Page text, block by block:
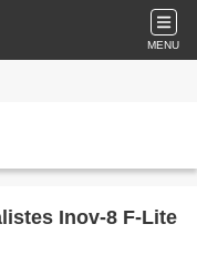
MENU
Inov-8 F-Lite